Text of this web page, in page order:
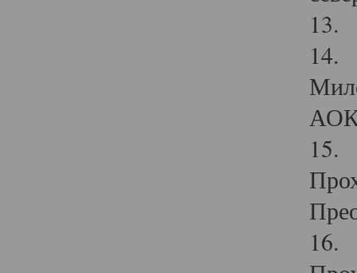
13.
14.
15.
16.